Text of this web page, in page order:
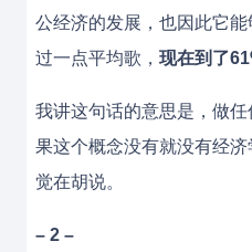
公经济的发展，也因此它
过一点平均歌， 现在到了
我讲这句话的意思是，做
果这个概念没有就没有经
觉在胡说。
– 2 –